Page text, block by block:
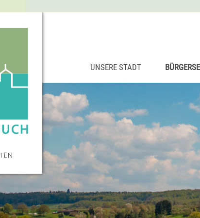
UNSERE STADT